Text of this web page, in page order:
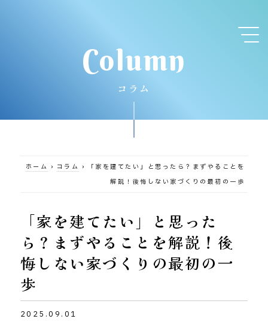
Column
コラム
ホーム › コラム ›
「家を建てたい」と思ったら？まずやることを
解説！後悔しない家づくりの最初の一歩
「家を建てたい」と思った
ら？まずやることを解説！後
悔しない家づくりの最初の一
歩
2025.09.01